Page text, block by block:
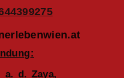
a. d. Zaya,